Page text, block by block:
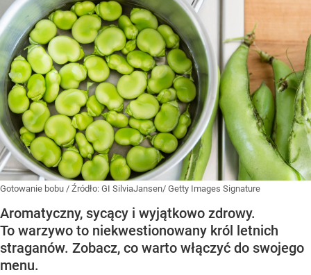
Gotowanie bobu / Źródło: GI SilviaJansen/ Getty Images Signature
Aromatyczny, sycący i wyjątkowo zdrowy.
To warzywo to niekwestionowany król letnich
straganów. Zobacz, co warto włączyć do swojego
menu.